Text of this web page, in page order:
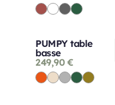
PUMPY table
basse
249,90 €